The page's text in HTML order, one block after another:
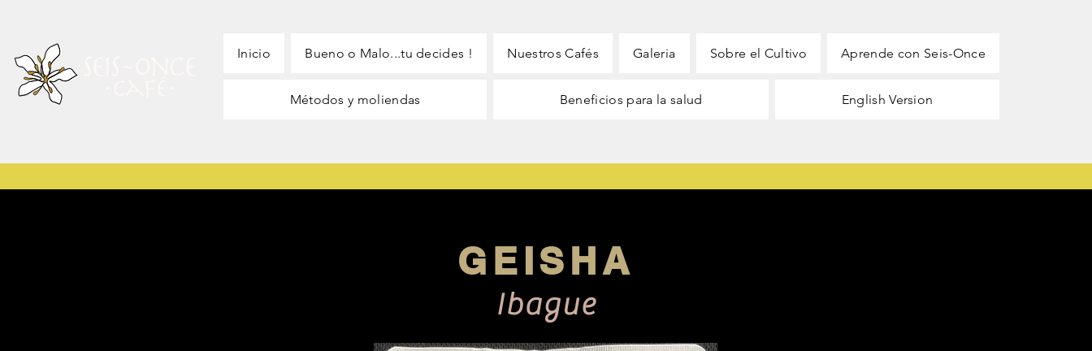
Inicio Bueno o Malo...tu decides ! Nuestros Cafés Galeria Sobre el Cultivo Aprende con Seis-Once
Métodos y moliendas Beneficios para la salud English Version
GEISHA
Ibague